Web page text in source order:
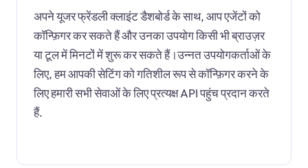
अपने यूजर फ्रेंडली क्लाइंट डैशबोर्ड के साथ, आप एजेंटों को
कॉन्फ़िगर कर सकते हैं और उनका उपयोग किसी भी ब्राउज़र
या टूल में मिनटों में शुरू कर सकते हैं।उन्नत उपयोगकर्ताओं के
लिए, हम आपकी सेटिंग को गतिशील रूप से कॉन्फ़िगर करने के
लिए हमारी सभी सेवाओं के लिए प्रत्यक्ष API पहुंच प्रदान करते
हैं.